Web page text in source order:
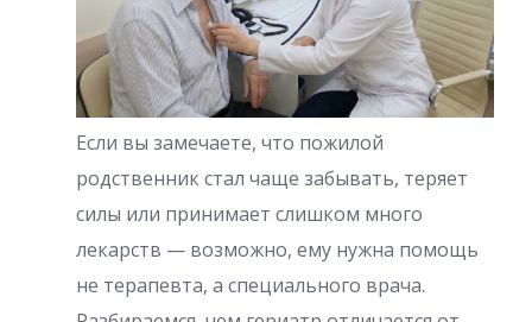
Если вы замечаете, что пожилой
родственник стал чаще забывать, теряет
силы или принимает слишком много
лекарств — возможно, ему нужна помощь
не терапевта, а специального врача.